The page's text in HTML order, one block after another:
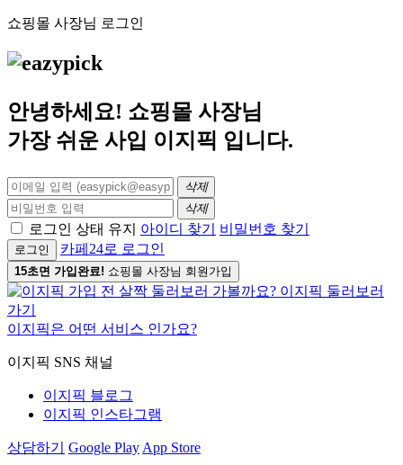
쇼핑몰 사장님 로그인
안녕하세요! 쇼핑몰 사장님
가장 쉬운 사입 이지픽 입니다.
삭제
삭제
로그인 상태 유지 아이디 찾기 비밀번호 찾기
로그인 카페24로 로그인
15초면 가입완료! 쇼핑몰 사장님 회원가입
이지픽은 어떤 서비스 인가요?
이지픽 SNS 채널
이지픽 블로그
이지픽 인스타그램
상담하기 Google Play App Store